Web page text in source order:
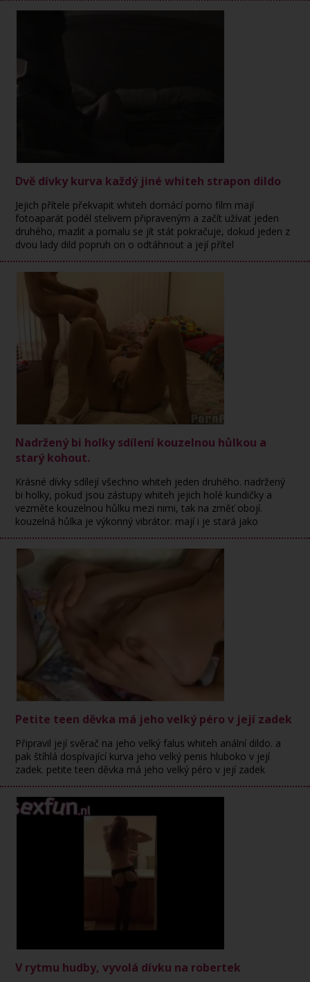
Dvě dívky kurva každý jiné whiteh strapon dildo
Jejich přítele překvapit whiteh domácí porno film mají
fotoaparát podél stelivem připraveným a začít užívat jeden
druhého, mazlit a pomalu se jít stát pokračuje, dokud jeden z
dvou lady dild popruh on o odtáhnout a její přítel
Nadržený bi holky sdílení kouzelnou hůlkou a
starý kohout.
Krásné dívky sdílejí všechno whiteh jeden druhého. nadržený
bi holky, pokud jsou zástupy whiteh jejich holé kundičky a
vezměte kouzelnou hůlku mezi nimi, tak na změť obojí.
kouzelná hůlka je výkonný vibrátor. mají i je stará jako
Petite teen děvka má jeho velký péro v její zadek
Připravil její svěrač na jeho velký falus whiteh anální dildo. a
pak štíhlá dospívající kurva jeho velký penis hluboko v její
zadek. petite teen děvka má jeho velký péro v její zadek
V rytmu hudby, vyvolá dívku na robertek